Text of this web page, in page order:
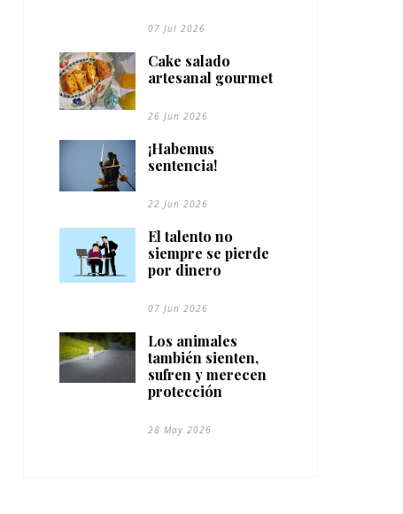
07 Jul 2026
Cake salado
artesanal gourmet
26 Jun 2026
¡Habemus
sentencia!
22 Jun 2026
El talento no
siempre se pierde
por dinero
07 Jun 2026
Los animales
también sienten,
sufren y merecen
protección
28 May 2026